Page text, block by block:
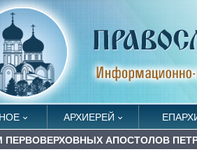
АРХИЕРЕЙ
ПЕРВОВЕРХОВНЫХ АПОСТОЛОВ